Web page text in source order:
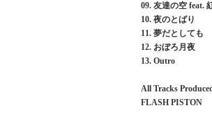
09. 友達の空 feat.
10. 夜のとばり
11. 夢だとしても
12. おぼろ月夜
13. Outro
All Tracks
FLASH PISTON